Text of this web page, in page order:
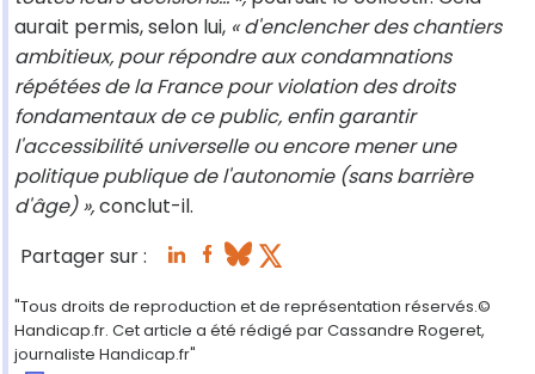
aurait permis, selon lui, « d'enclencher des chantiers
ambitieux, pour répondre aux condamnations
répétées de la France pour violation des droits
fondamentaux de ce public, enfin garantir
l'accessibilité universelle ou encore mener une
politique publique de l'autonomie (sans barrière
d'âge) »,conclut-il.
Partager sur :
"Tous droits de reproduction et de représentation réservés.©
Handicap.fr. Cet article a été rédigé par Cassandre Rogeret,
journaliste Handicap.fr"